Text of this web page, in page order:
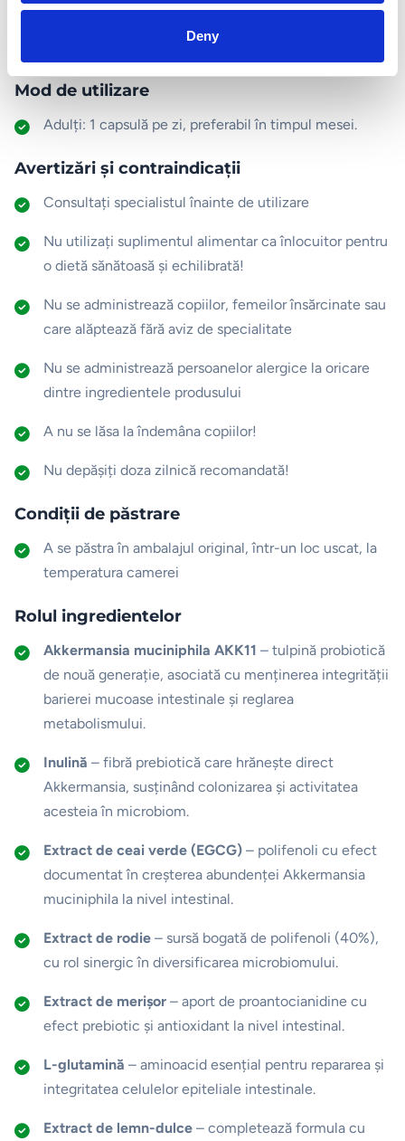
Deny
mg rodie)
extra
Mod de utilizare
Adulți: 1 capsulă pe zi, preferabil în timpul mesei.
Avertizări și contraindicații
Consultați specialistul înainte de utilizare
Nu utilizați suplimentul alimentar ca înlocuitor pentru
o dietă sănătoasă și echilibrată!
Nu se administrează copiilor, femeilor însărcinate sau
care alăptează fără aviz de specialitate
Nu se administrează persoanelor alergice la oricare
dintre ingredientele produsului
A nu se lăsa la îndemâna copiilor!
Nu depășiți doza zilnică recomandată!
Condiții de păstrare
A se păstra în ambalajul original, într-un loc uscat, la
temperatura camerei
Rolul ingredientelor
Akkermansia muciniphila AKK11 – tulpină probiotică
de nouă generație, asociată cu menținerea integrității
barierei mucoase intestinale și reglarea
metabolismului.
Inulină – fibră prebiotică care hrănește direct
Akkermansia, susținând colonizarea și activitatea
acesteia în microbiom.
Extract de ceai verde (EGCG) – polifenoli cu efect
documentat în creșterea abundenței Akkermansia
muciniphila la nivel intestinal.
Extract de rodie – sursă bogată de polifenoli (40%),
cu rol sinergic în diversificarea microbiomului.
Extract de merișor – aport de proantocianidine cu
efect prebiotic și antioxidant la nivel intestinal.
L-glutamină – aminoacid esențial pentru repararea și
integritatea celulelor epiteliale intestinale.
Extract de lemn-dulce – completează formula cu